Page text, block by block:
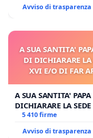
Avviso di trasparenza
A SUA SANTITA'
DI DICHIARARE LA
XVI E/O DI FAR
A SUA SANTITA'
DICHIARARE LA
E/O DI FAR APRIRE IL
5 410 firme
Avviso di trasparenza